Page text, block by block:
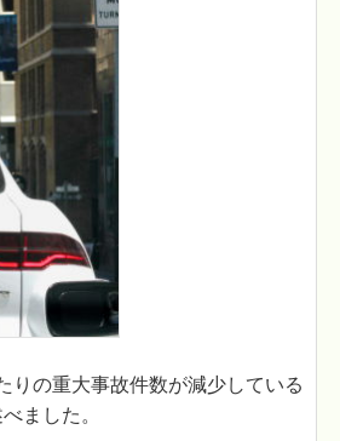
りの重大事故件数が減少している
ました。